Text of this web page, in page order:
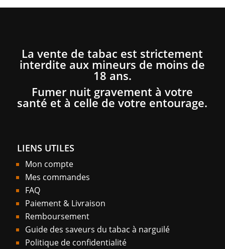
La vente de tabac est strictement
interdite aux mineurs de moins de
18 ans.
Fumer nuit gravement à votre
santé et à celle de votre entourage.
LIENS UTILES
Mon compte
Mes commandes
FAQ
Paiement & Livraison
Remboursement
Guide des saveurs du tabac à narguilé
Politique de confidentialité